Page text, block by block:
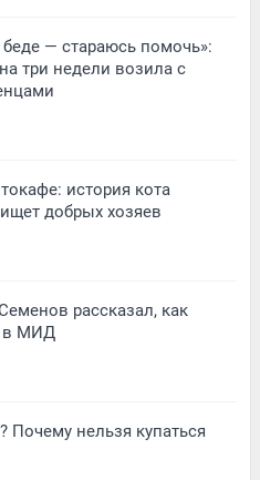
— стараюсь помочь»:
три недели возила с
история кота
добрых хозяев
рассказал, как
в МИД
Почему нельзя купаться